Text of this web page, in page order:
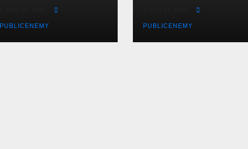
GearBest
PUBLICENEMY
acquistarli online
PUBLICENEMY